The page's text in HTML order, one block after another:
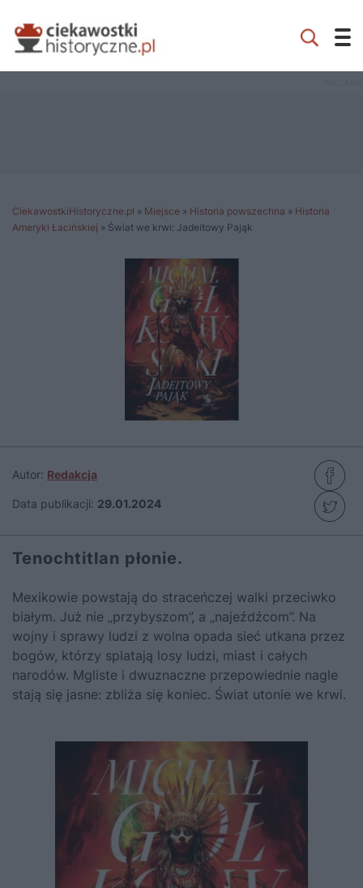
CiekawostkiHistoryczne.pl » Miejsce » Historia powszechna » Historia
Ameryki Łacińskiej » Świat we krwi: Jadeitowy Pająk
Autor: Redakcja
Data publikacji: 29.01.2024
Tenochtitlan płonie.
Mexikowie powstają do straceńczej walki przeciwko
białym. Już nie „przybyszom”, a „najeźdźcom”. Na
wojny i sprawy ludzi z wolna opada sieć utkana przez
bogów, którzy splatają losy ludzi, miast i całych
narodów. Mgliste i dwuznaczne przepowiednie nagle
stają się jasne: zbliża się koniec. Świat utonie we krwi.